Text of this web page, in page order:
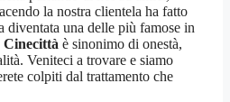
la nostra clientela ha fatto
diventata una delle più famose in
è sinonimo di onestà,
Veniteci a trovare e siamo
colpiti dal trattamento che